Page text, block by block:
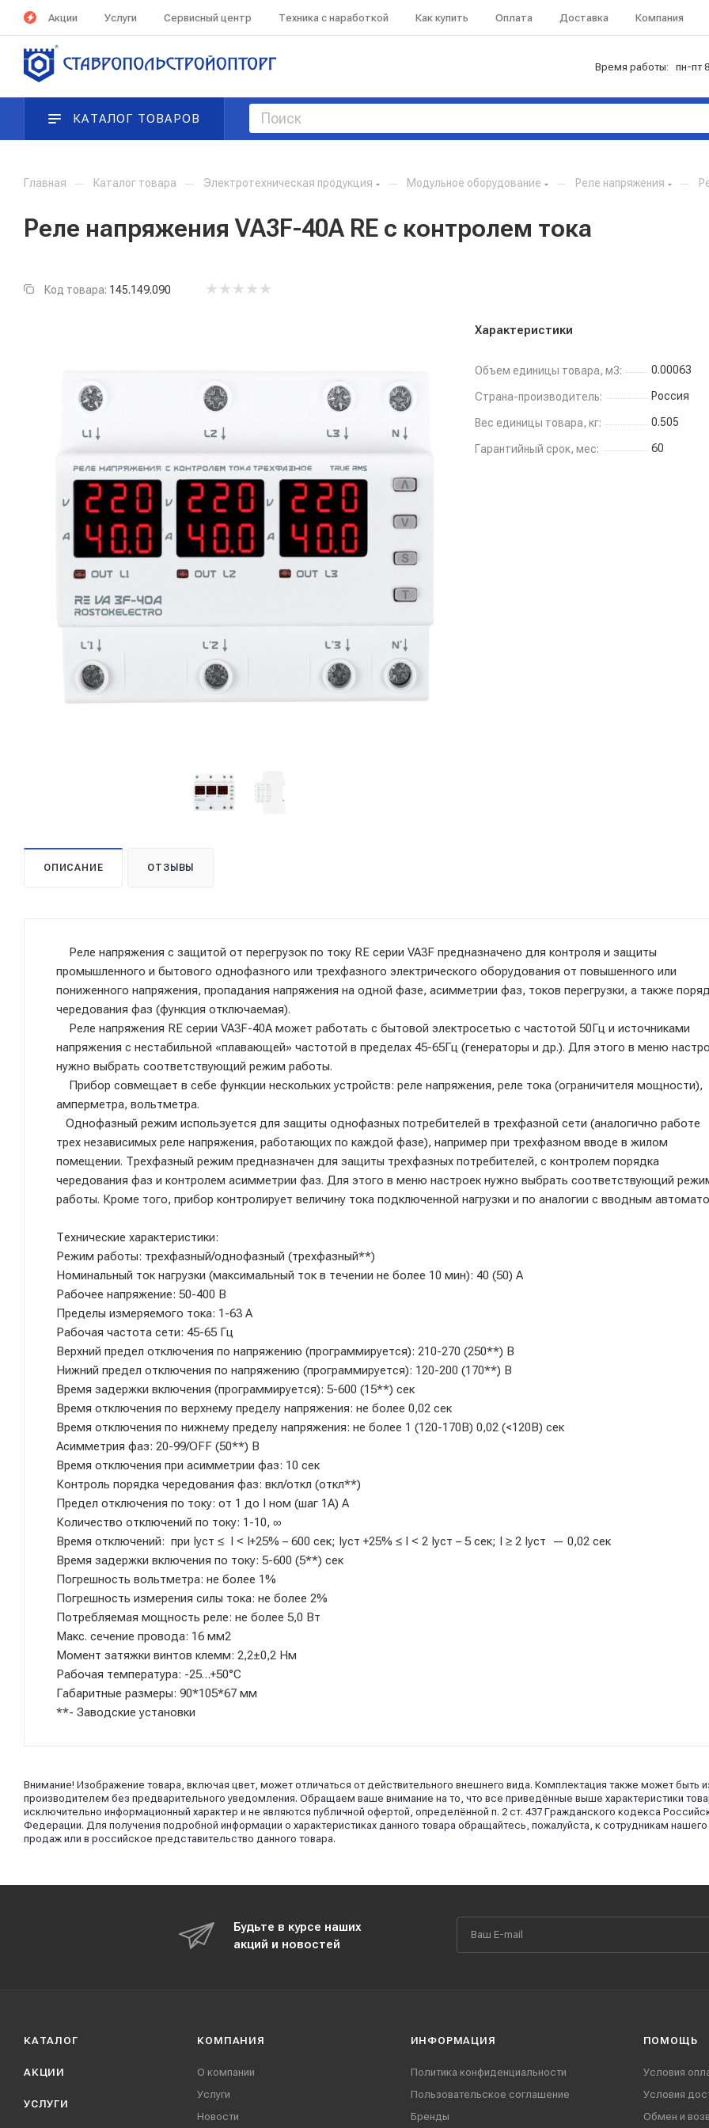
Акции Услуги Сервисный центр Техника с наработкой Как купить Оплата Доставка Компания
Время работы: пн-пт
КАТАЛОГ ТОВАРОВ
Главная — Каталог товара — Электротехническая продукция — Модульное оборудование — Реле напряжения —
Реле напряжения VA3F-40А RE с контролем тока
Код товара: 145.149.090
Характеристики
Объем единицы товара, м3: 0.00063
Страна-производитель: Россия
Вес единицы товара, кг: 0.505
Гарантийный срок, мес: 60
ОПИСАНИЕ ОТЗЫВЫ
Реле напряжения с защитой от перегрузок по току RE серии VA3F предназначено для контроля и защиты
промышленного и бытового однофазного или трехфазного электрического оборудования от повышенного или
пониженного напряжения, пропадания напряжения на одной фазе, асимметрии фаз, токов перегрузки, а также
чередования фаз (функция отключаемая).
Реле напряжения RE серии VA3F-40A может работать с бытовой электросетью с частотой 50Гц и источниками
напряжения с нестабильной «плавающей» частотой в пределах 45-65Гц (генераторы и др.). Для этого в меню
нужно выбрать соответствующий режим работы.
Прибор совмещает в себе функции нескольких устройств: реле напряжения, реле тока (ограничителя мощности),
амперметра, вольтметра.
Однофазный режим используется для защиты однофазных потребителей в трехфазной сети (аналогично работе
трех независимых реле напряжения, работающих по каждой фазе), например при трехфазном вводе в жилом
помещении. Трехфазный режим предназначен для защиты трехфазных потребителей, с контролем порядка
чередования фаз и контролем асимметрии фаз. Для этого в меню настроек нужно выбрать соответствующий
работы. Кроме того, прибор контролирует величину тока подключенной нагрузки и по аналогии с вводным
Технические характеристики:
Режим работы: трехфазный/однофазный (трехфазный**)
Номинальный ток нагрузки (максимальный ток в течении не более 10 мин): 40 (50) А
Рабочее напряжение: 50-400 В
Пределы измеряемого тока: 1-63 А
Рабочая частота сети: 45-65 Гц
Верхний предел отключения по напряжению (программируется): 210-270 (250**) В
Нижний предел отключения по напряжению (программируется): 120-200 (170**) В
Время задержки включения (программируется): 5-600 (15**) сек
Время отключения по верхнему пределу напряжения: не более 0,02 сек
Время отключения по нижнему пределу напряжения: не более 1 (120-170В) 0,02 (<120В) сек
Асимметрия фаз: 20-99/OFF (50**) В
Время отключения при асимметрии фаз: 10 сек
Контроль порядка чередования фаз: вкл/откл (откл**)
Предел отключения по току: от 1 до I ном (шаг 1А) А
Количество отключений по току: 1-10, ∞
Время отключений: при Iуст ≤ I ˂ I+25% – 600 сек; Iуст +25% ≤ I ˂ 2 Iуст – 5 сек; I ≥ 2 Iуст — 0,02 сек
Время задержки включения по току: 5-600 (5**) сек
Погрешность вольтметра: не более 1%
Погрешность измерения силы тока: не более 2%
Потребляемая мощность реле: не более 5,0 Вт
Макс. сечение провода: 16 мм2
Момент затяжки винтов клемм: 2,2±0,2 Нм
Рабочая температура: -25…+50°С
Габаритные размеры: 90*105*67 мм
**- Заводские установки
Внимание! Изображение товара, включая цвет, может отличаться от действительного внешнего вида. Комплектация также может быть
производителем без предварительного уведомления. Обращаем ваше внимание на то, что все приведённые выше характеристики
исключительно информационный характер и не являются публичной офертой, определённой п. 2 ст. 437 Гражданского кодекса
Федерации. Для получения подробной информации о характеристиках данного товара обращайтесь, пожалуйста, к сотрудникам
продаж или в российское представительство данного товара.
Будьте в курсе наших
акций и новостей
КАТАЛОГ
АКЦИИ
УСЛУГИ
КОМПАНИЯ
О компании
Услуги
Новости
ИНФОРМАЦИЯ
Политика конфиденциальности
Пользовательское соглашение
Бренды
ПОМОЩЬ
Условия
Условия
Обмен и